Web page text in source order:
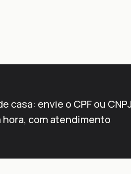
casa: envie o CPF ou
com atendimento